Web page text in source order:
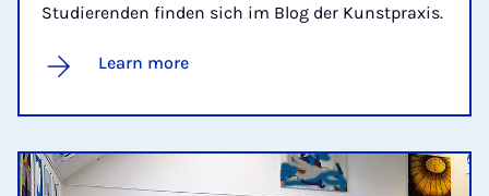
Studierenden finden sich im Blog der Kunstpraxis.
Learn more